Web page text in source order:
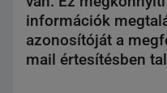
információk
azonosítóját a
mail értesítésben